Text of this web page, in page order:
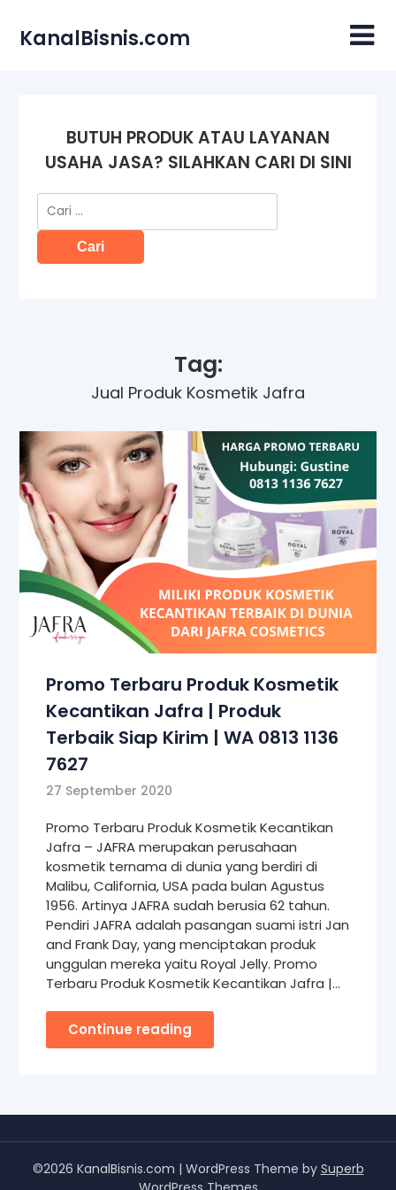
content
KanalBisnis.com
BUTUH PRODUK ATAU LAYANAN
USAHA JASA? SILAHKAN CARI DI SINI
Cari
untuk:
Tag:
Jual Produk Kosmetik Jafra
Promo Terbaru Produk Kosmetik
Kecantikan Jafra | Produk
Terbaik Siap Kirim | WA 0813 1136
7627
27 September 2020
Promo Terbaru Produk Kosmetik Kecantikan
Jafra – JAFRA merupakan perusahaan
kosmetik ternama di dunia yang berdiri di
Malibu, California, USA pada bulan Agustus
1956. Artinya JAFRA sudah berusia 62 tahun.
Pendiri JAFRA adalah pasangan suami istri Jan
and Frank Day, yang menciptakan produk
unggulan mereka yaitu Royal Jelly. Promo
Terbaru Produk Kosmetik Kecantikan Jafra |…
Continue reading
©2026 KanalBisnis.com | WordPress Theme by Superb